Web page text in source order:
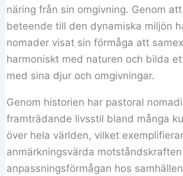
näring från sin omgivning. Genom
beteende till den dynamiska miljön
nomader visat sin förmåga att
harmoniskt med naturen och bilda
med sina djur och omgivningar.
Genom historien har pastoral
framträdande livsstil bland många
över hela världen, vilket
anmärkningsvärda
anpassningsförmågan hos